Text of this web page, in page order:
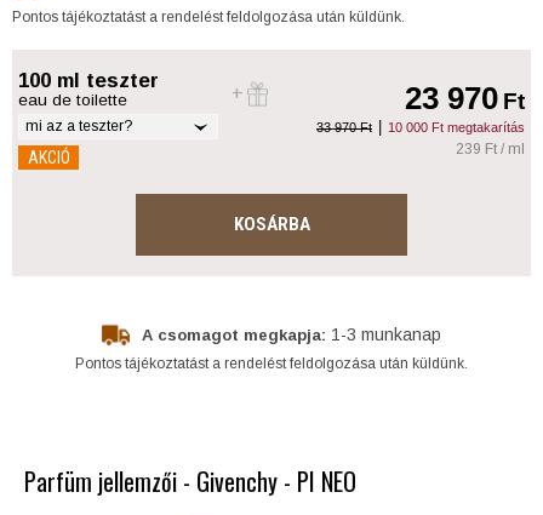
Pontos tájékoztatást a rendelést feldolgozása után küldünk.
100 ml teszter
eau de toilette
mi az a teszter?
AKCIÓ
33 970 Ft | 10 000 Ft megtakarítás
23 970Ft
239 Ft / ml
KOSÁRBA
A csomagot megkapja: 1-3 munkanap
Pontos tájékoztatást a rendelést feldolgozása után küldünk.
Parfüm jellemzői - Givenchy - PI NEO